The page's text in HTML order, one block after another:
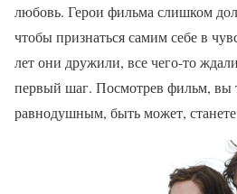
любовь. Герои фильма слишком
чтобы признаться самим себе в
лет они дружили, все чего-то
первый шаг. Посмотрев фильм, вы
равнодушным, быть может, станете